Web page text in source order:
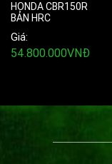
HONDA CBR150R
BẢN HRC
Giá:
54.800.000VNĐ